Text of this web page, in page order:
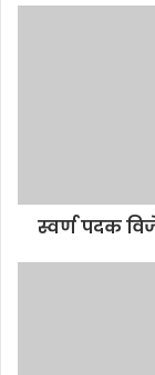
d
स्वर्ण पदक